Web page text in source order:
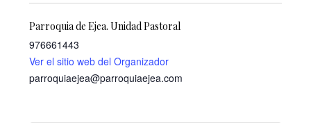
Parroquia de Ejea. Unidad Pastoral
976661443
Ver el sitio web del Organizador
parroquiaejea@parroquiaejea.com